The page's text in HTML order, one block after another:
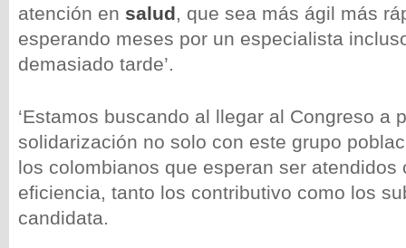
atención en salud, que sea más ágil más
esperando meses por un especialista
demasiado tarde’.
‘Estamos buscando al llegar al Congreso a
solidarización no solo con este grupo
los colombianos que esperan ser atendidos
eficiencia, tanto los contributivo como los
candidata.
wp-
wp-